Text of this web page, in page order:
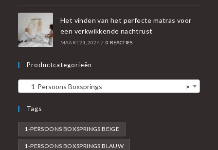
Het vinden van het perfecte matras voor
een verkwikkende nachtrust
MAART 24, 2024 / 0 REACTIES
Productcategorieën
×
1-Persoons Boxsprings
Tags
1-PERSOONS BOXSPRINGS BEIGE
1-PERSOONS BOXSPRINGS BLAUW